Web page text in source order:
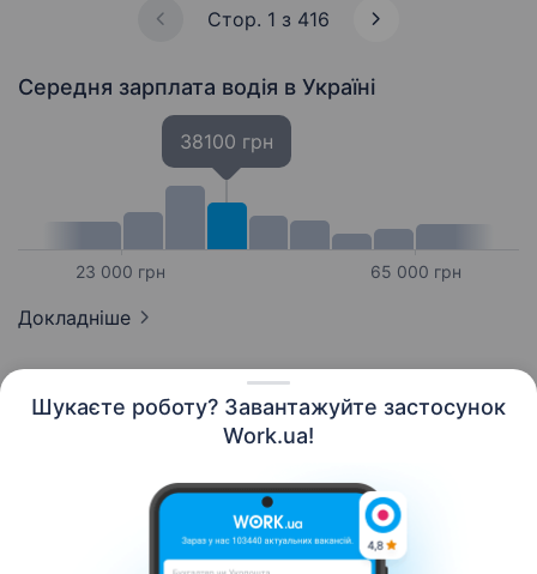
Шукаєте роботу? Завантажуйте застосунок
Work.ua!
Стор. 1 з 416
Середня зарплата водія в Україні
23 000 грн
38100 грн
65 000 грн
Докладніше